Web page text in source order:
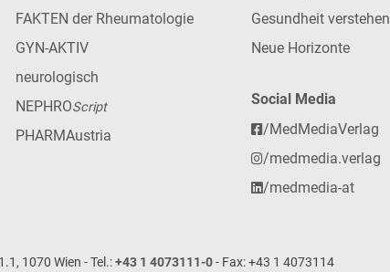
FAKTEN der Rheumatologie
GYN-AKTIV
neurologisch
NEPHROScript
PHARMAustria
Gesundheit verstehen
Neue Horizonte
Social Media
/MedMediaVerlag
/medmedia.verlag
/medmedia-at
1070 Wien - Tel.:+43 1 4073111-0- Fax: +43 1 4073114